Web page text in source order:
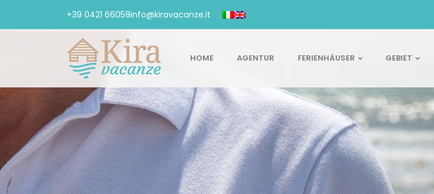
+39 0421 66058info@kiravacanze.it
HOME AGENTUR FERIENHÄUSER GEBIET